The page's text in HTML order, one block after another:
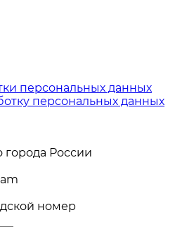
персональных данных
персональных данных
России
номер